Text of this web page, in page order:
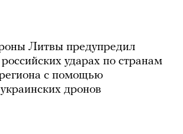
Литвы предупредил
ударах по странам
с помощью
дронов